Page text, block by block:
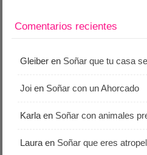
Comentarios recientes
Gleiber en Soñar que tu casa
Joi en Soñar con un Ahorcado
Karla en Soñar con animales
Laura en Soñar que eres